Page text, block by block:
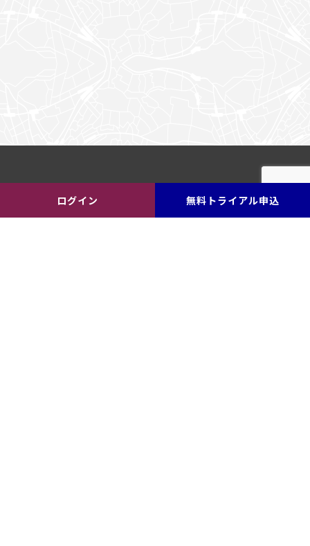
ログイン 無料トライアル申込